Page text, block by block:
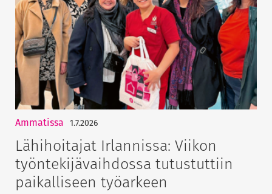
Ammatissa 1.7.2026
Lähihoitajat Irlannissa: Viikon
työntekijävaihdossa tutustuttiin
paikalliseen työarkeen